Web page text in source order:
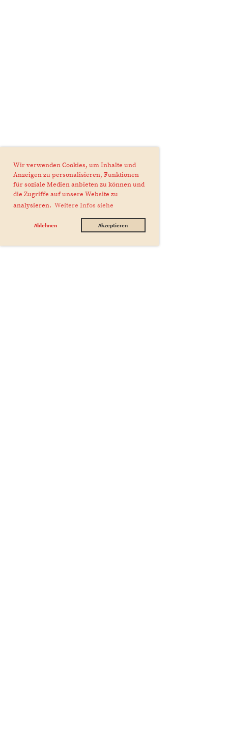
Wir verwenden Cookies, um Inhalte und
Anzeigen zu personalisieren, Funktionen
für soziale Medien anbieten zu können und
die Zugriffe auf unsere Website zu
analysieren. Weitere Infos siehe
Ablehnen Akzeptieren